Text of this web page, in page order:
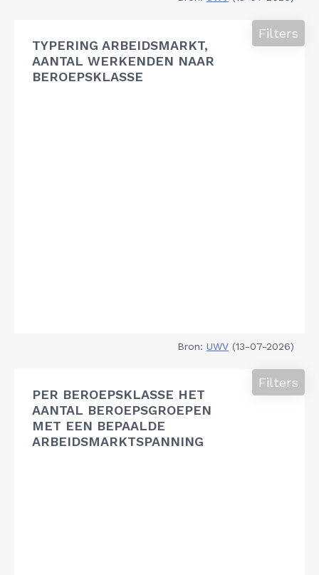
TYPERING ARBEIDSMARKT,
AANTAL WERKENDEN NAAR
BEROEPSKLASSE
Filters
Bron: UWV (13-07-2026)
PER BEROEPSKLASSE HET
AANTAL BEROEPSGROEPEN
MET EEN BEPAALDE
ARBEIDSMARKTSPANNING
Filters